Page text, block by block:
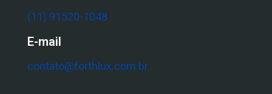
(11) 91520-1048
E-mail
contato@forthlux.com.br